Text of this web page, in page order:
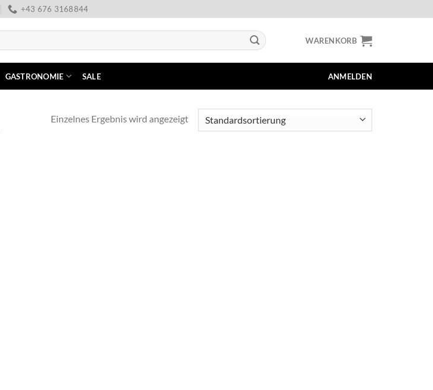
+43 676 3168844
WARENKORB
GASTRONOMIE SALE ANMELDEN
Einzelnes Ergebnis wird angezeigt